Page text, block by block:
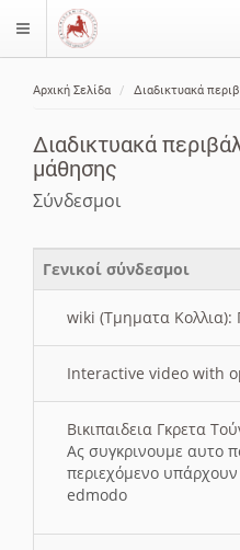
$langMenu
Αρχική Σελίδα Διαδικτυακά
Διαδικτυακά
μάθησης
Σύνδεσμοι
Γενικοί σύνδεσμοι
wiki (Τμηματα
Interactive video with
Βικιπαιδεια Γκρετα
Ας συγκρινουμε αυτο
περιεχόμενο
edmodo